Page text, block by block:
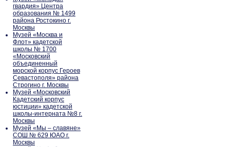
гвардия» Центра
образования № 1499
района Ростокино г.
Москвы
Музей «Москва и
Флот» кадетской
школы № 1700
«Московский
объединенный
морской корпус Героев
Севастополя» района
Строгино г. Москвы
Музей «Московский
Кадетский корпус
юстиции» кадетской
школы-интерната №8 г.
Москвы
Музей «Мы – славяне»
СОШ № 629 ЮАО г.
Москвы